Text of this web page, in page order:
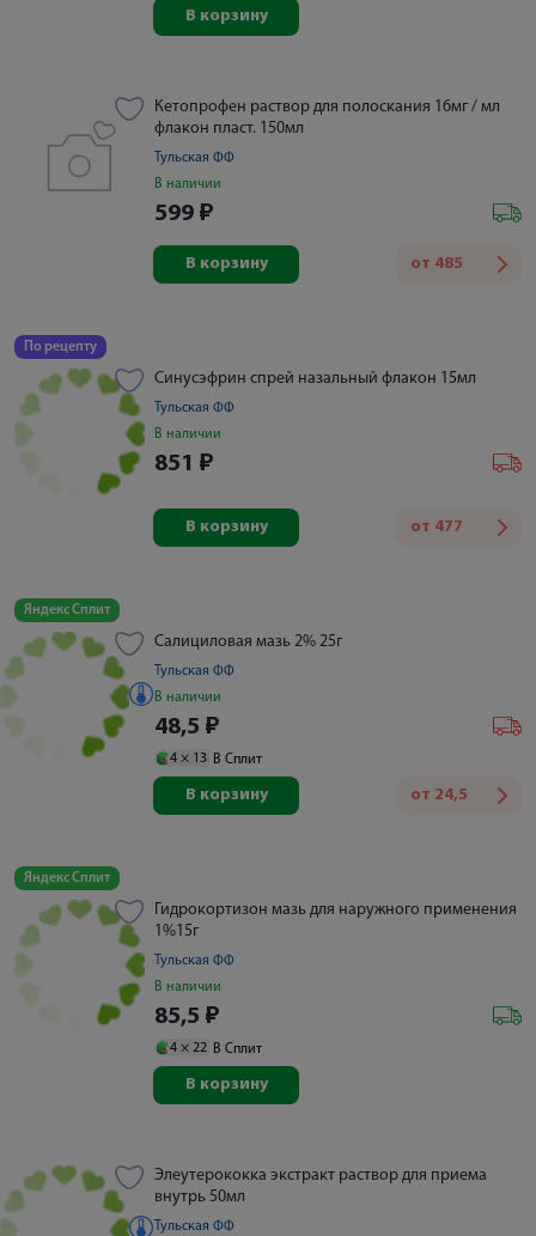
В корзину
Кетопрофен раствор для полоскания 16мг / мл
флакон пласт. 150мл
Тульская ФФ
В наличии
599 ₽
от 485
В корзину
По рецепту
Синусэфрин спрей назальный флакон 15мл
Тульская ФФ
В наличии
851 ₽
от 477
В корзину
Яндекс Сплит
Салициловая мазь 2% 25г
Тульская ФФ
В наличии
48,5 ₽
4 × 13 В Сплит
от 24,5
В корзину
Яндекс Сплит
Гидрокортизон мазь для наружного применения
1%15г
Тульская ФФ
В наличии
85,5 ₽
4 × 22 В Сплит
В корзину
Элеутерококка экстракт раствор для приема
внутрь 50мл
Тульская ФФ